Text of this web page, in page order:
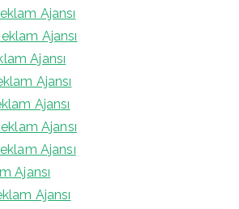
Ajansı
Ajansı
Ajansı
Ajansı
Ajansı
Ajansı
Ajansı
Ajansı
Ajansı